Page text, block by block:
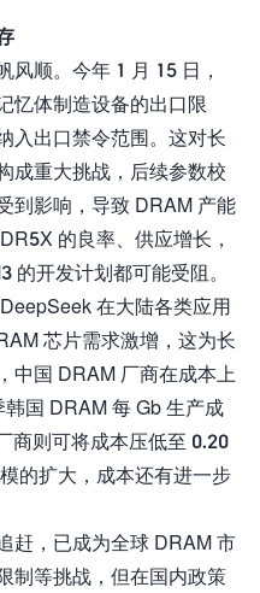
风顺。今年 1 月 15 日，
忆体制造设备的出口限
入出口禁令范围。这对长
成重大挑战，后续参数校
到影响，导致 DRAM 产能
的良率、供应增长，
的开发计划都可能受阻。
在大陆各类应用
芯片需求激增，这为长
中国 DRAM 厂商在成本上
国 DRAM 每 Gb 生产成
商则可将成本压低至 0.20
的扩大，成本还有进一步
赶，已成为全球 DRAM 市
制等挑战，但在国内政策